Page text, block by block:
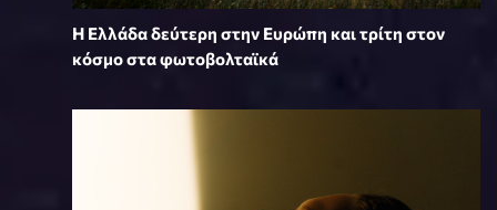
Η Ελλάδα δεύτερη στην Ευρώπη και τρίτη στον
κόσμο στα φωτοβολταϊκά